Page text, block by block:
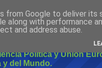
Política y Unión
y del Mundo.
from Google to deliver its
along with performance
and address abuse.